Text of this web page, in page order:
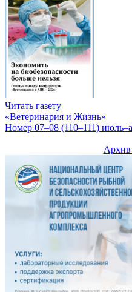
Читать газету
«Ветеринария и Жизнь»
Номер 07–08 (110–111)
Архив